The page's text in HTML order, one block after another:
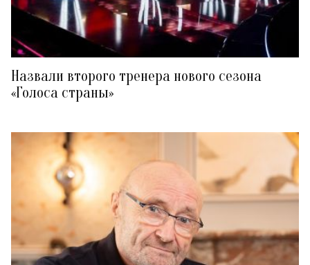
Назвали второго тренера нового сезона
«Голоса страны»